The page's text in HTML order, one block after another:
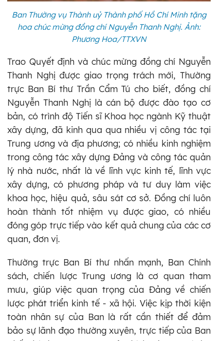
Ban Thường vụ Thành uỷ Thành phố Hồ Chí Minh tặng
hoa chúc mừng đồng chí Nguyễn Thanh Nghị. Ảnh:
Phương Hoa/TTXVN
Trao Quyết định và chúc mừng đồng chí Nguyễn
Thanh Nghị được giao trọng trách mới, Thường
trực Ban Bí thư Trần Cẩm Tú cho biết, đồng chí
Nguyễn Thanh Nghị là cán bộ được đào tạo cơ
bản, có trình độ Tiến sĩ Khoa học ngành Kỹ thuật
xây dựng, đã kinh qua qua nhiều vị công tác tại
Trung ương và địa phương; có nhiều kinh nghiệm
trong công tác xây dựng Đảng và công tác quản
lý nhà nước, nhất là về lĩnh vực kinh tế, lĩnh vực
xây dựng, có phương pháp và tư duy làm việc
khoa học, hiệu quả, sâu sát cơ sở. Đồng chí luôn
hoàn thành tốt nhiệm vụ được giao, có nhiều
đóng góp trực tiếp vào kết quả chung của các cơ
quan, đơn vị.
Thường trực Ban Bí thư nhấn mạnh, Ban Chính
sách, chiến lược Trung ương là cơ quan tham
mưu, giúp việc quan trọng của Đảng về chiến
lược phát triển kinh tế - xã hội. Việc kịp thời kiện
toàn nhân sự của Ban là rất cần thiết để đảm
bảo sự lãnh đạo thường xuyên, trực tiếp của Ban